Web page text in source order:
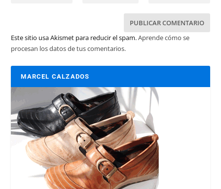
Este sitio usa Akismet para reducir el spam.Aprende cómo se
procesan los datos de tus comentarios.
MARCEL CALZADOS